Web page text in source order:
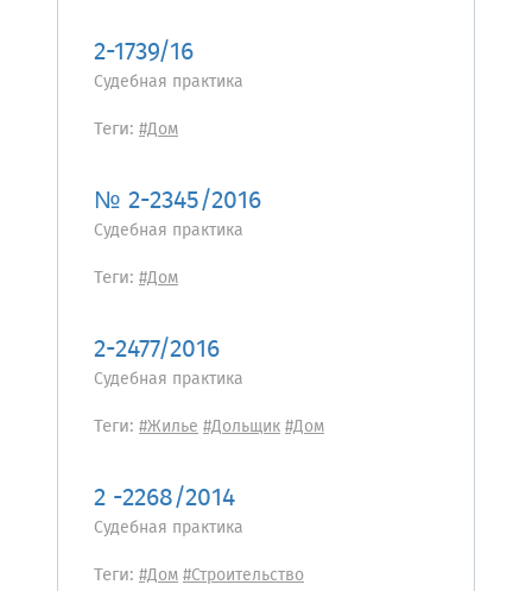
2-1739/16
Судебная практика
Теги: #Дом
№ 2-2345/2016
Судебная практика
Теги: #Дом
2-2477/2016
Судебная практика
Теги: #Жилье#Дольщик#Дом
2 -2268/2014
Судебная практика
Теги: #Дом#Строительство